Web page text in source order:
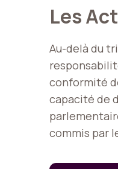
Les
Au-delà du
conformité
capacité de
commis par